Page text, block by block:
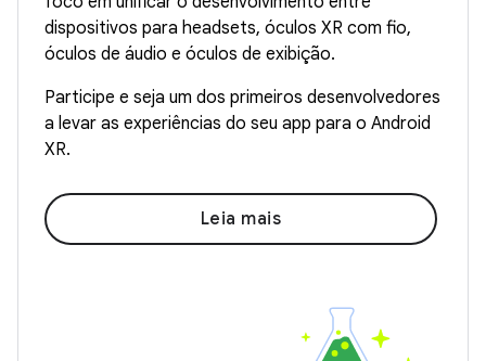
dispositivos para headsets, óculos XR com fio,
óculos de áudio e óculos de exibição.
Participe e seja um dos primeiros desenvolvedores
a levar as experiências do seu app para o Android
XR.
Leia mais